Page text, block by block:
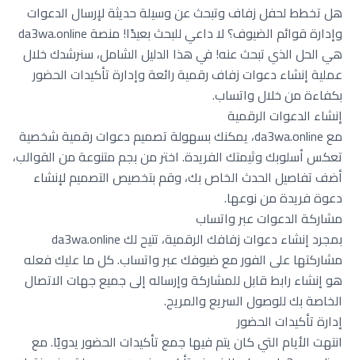
هل تخطط لحفل زفاف وتبحث عن وسيلة حديثة لإرسال الدعوات
وإدارة قوائم الضيوف؟ لا داعي للبحث بعيدًا! منصة da3wa.online
هي الحل الذي تبحث عنه! في هذا الدليل الشامل، سنرشدك خلال
عملية إنشاء دعوات زفاف رقمية رائعة وإدارة تأكيدات الحضور
بكفاءة من خلال واتساب.
إنشاء الدعوات الرقمية
مع da3wa.online، يمكنك بسهولة تصميم دعوات رقمية شخصية
تعكس أسلوبك وثيمتك الفريدة. اختر من بجم متنوعة من القوالب،
أضف تفاصيل الحدث الخاص بك، وقم بتخصيص التصميم لإنشاء
دعوة فريدة من نوعها.
مشاركة الدعوات عبر واتساب
بمجرد إنشاء دعوات زفافك الرقمية، تتيح لك da3wa.online
مشاركتها على الفور مع ضيوفك عبر واتساب. كل ما عليك فعله
هو إنشاء رابط قابل للمشاركة وإرساله إلى جميع جهات الاتصال
الخاصة بك للوصول السريع والمريح.
إدارة تأكيدات الحضور
انتهت الأيام التي كان يتم فيها جمع تأكيدات الحضور يدويًا. مع